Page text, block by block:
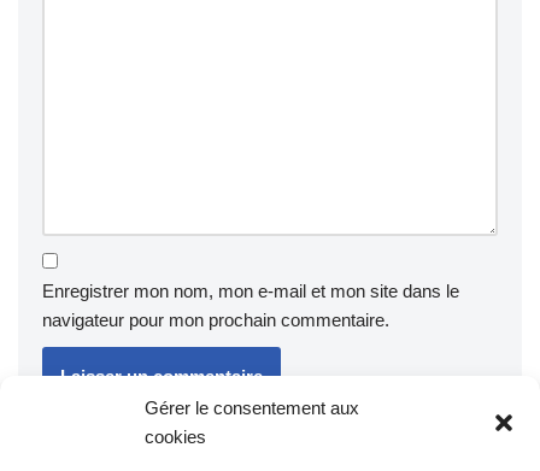
Gérer le consentement aux
cookies
Enregistrer mon nom, mon e-mail et mon site dans le
navigateur pour mon prochain commentaire.
Ce site utilise Akismet pour réduire les indésirables.